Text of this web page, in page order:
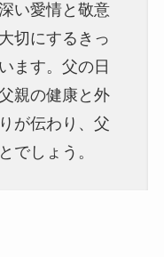
い愛情と敬意
切にするきっ
ます。父の日
親の健康と外
が伝わり、父
でしょう。